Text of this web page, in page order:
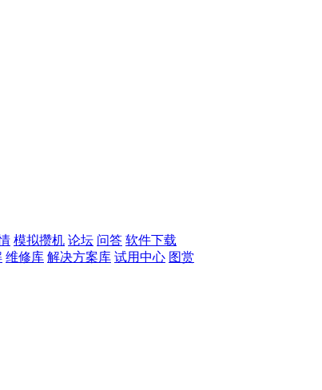
模拟攒机 论坛 问答 软件下载
维修库 解决方案库 试用中心 图赏